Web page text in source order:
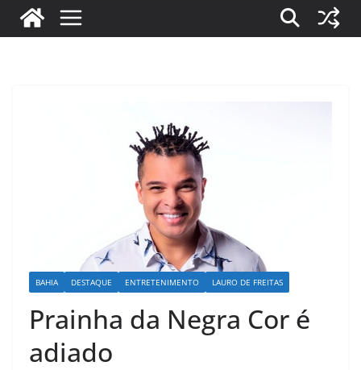
BAHIA DESTAQUE ENTRETENIMENTO LAURO DE FREITAS
Prainha da Negra Cor é
adiado